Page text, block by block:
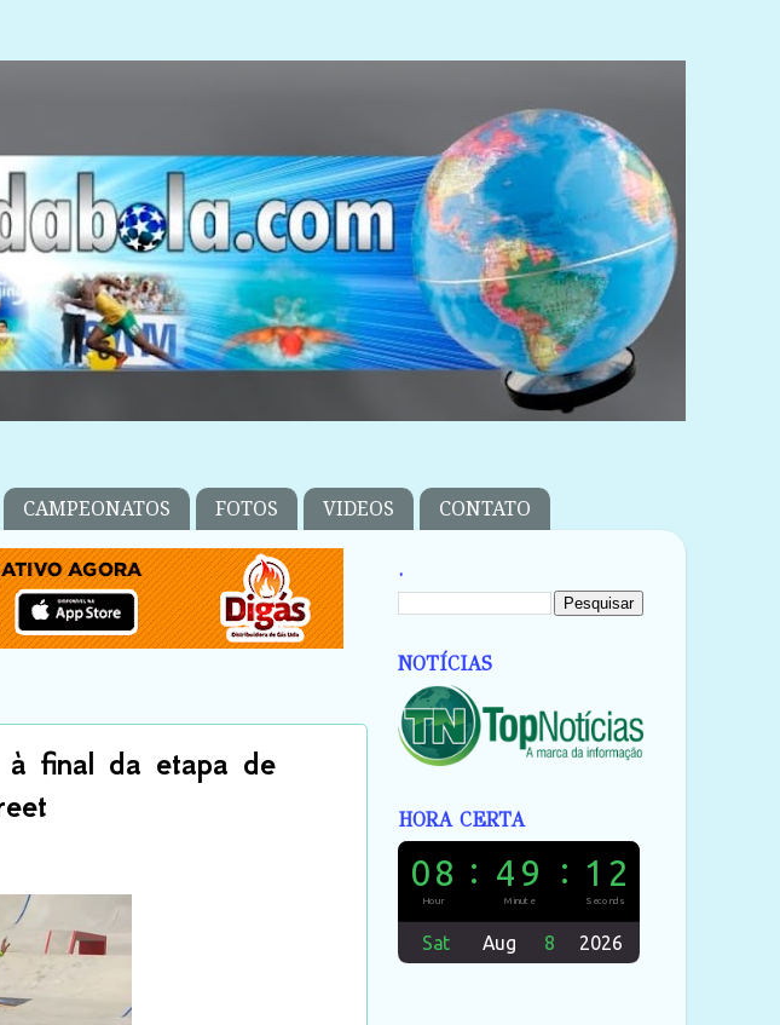
CAMPEONATOS FOTOS VIDEOS CONTATO
final da etapa de
.
NOTÍCIAS
HORA CERTA